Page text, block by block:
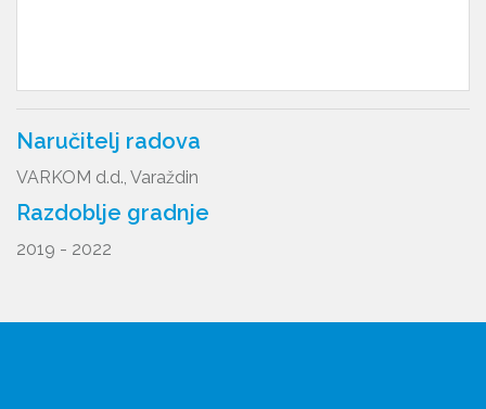
Naručitelj radova
VARKOM d.d., Varaždin
Razdoblje gradnje
2019 - 2022